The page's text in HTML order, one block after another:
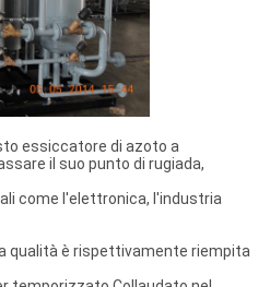
essiccatore di azoto a
il suo punto di rugiada,
come l'elettronica, l'industria
qualità è rispettivamente riempita